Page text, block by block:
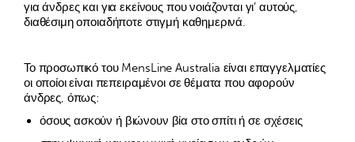
για άνδρες και για εκείνους που νοιάζονται γι’ αυτούς,
διαθέσιμη οποιαδήποτε στιγμή καθημερινά.
Το προσωπικό του MensLine Australia είναι επαγγελματίες
οι οποίοι είναι πεπειραμένοι σε θέματα που αφορούν
άνδρες, όπως:
όσους ασκούν ή βιώνουν βία στο σπίτι ή σε σχέσεις